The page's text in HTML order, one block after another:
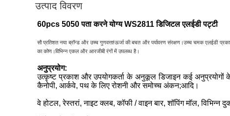
उत्पाद विवरण
60pcs 5050 पता करने योग्य WS2811 डिजिटल एलईडी पट्टी
सौ प्रतिशत नया ब्रॉन्ड और उच्च गुणवत्ता!ऊर्जा की बचत और पर्यावरण संरक्षण।उच्च चमक एलईडी
का कोण।विभिन्न एकल और आरजीबी रंगों में उपलब्ध है।
अनुप्रयोग:
उत्कृष्ट प्रकाश और उपयोगकर्ता के अनुकूल डिजाइन कई अनुप्रयोगों
कैनोपी, आर्कवे, पथ के लिए रोशनी और समोच्च अंकन;आदि।
वे होटल, रेस्तरां, नाइट क्लब, कॉफी / वाइन बार, शॉपिंग मॉल, विभिन्न